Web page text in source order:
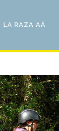
LA RAZA AÁ